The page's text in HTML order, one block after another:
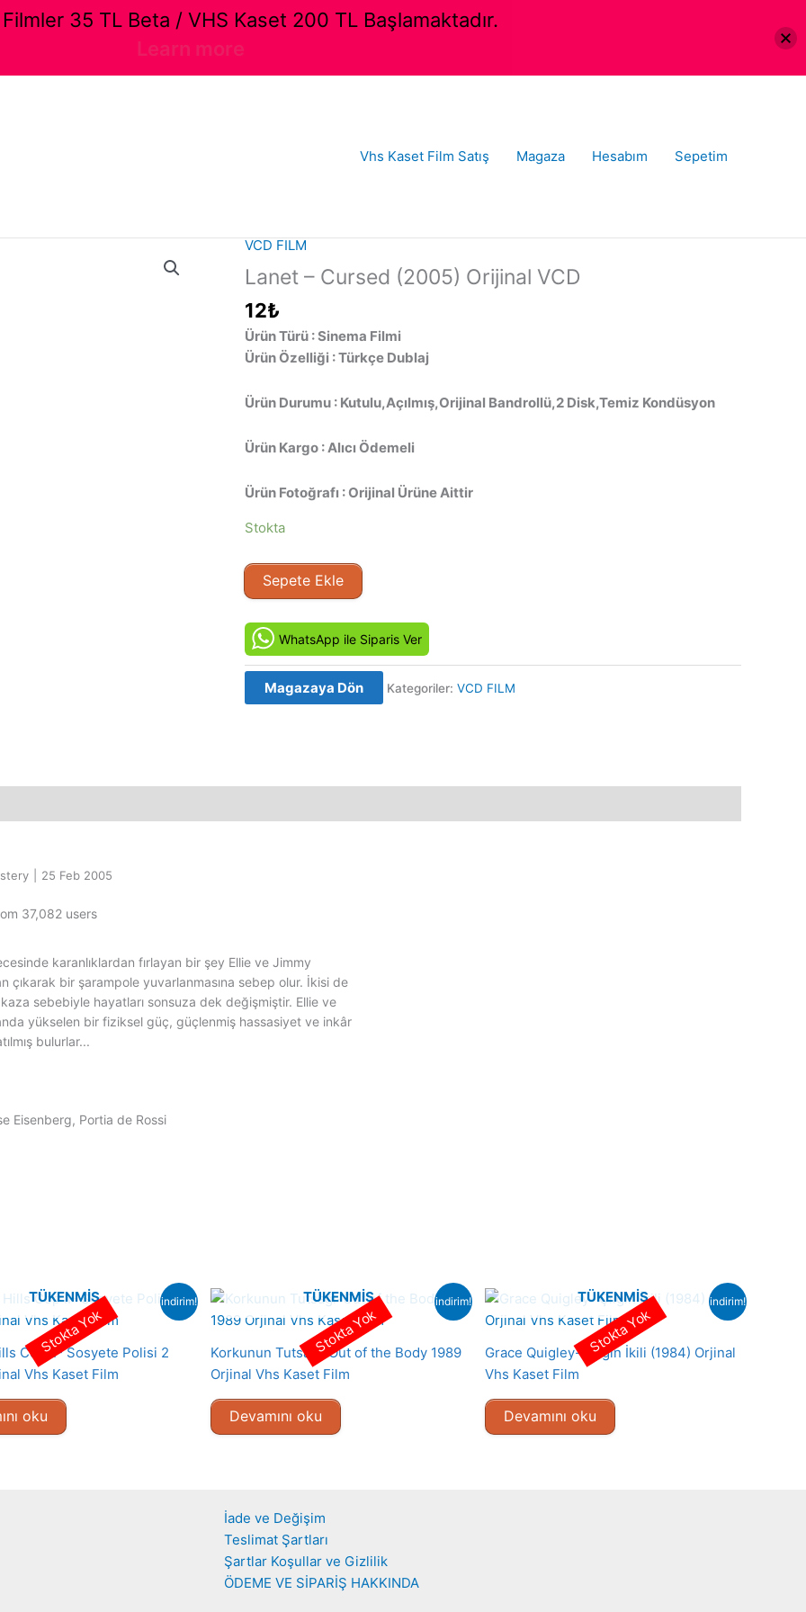
Vhs Kaset Film Satış Magaza Hesabım Sepetim
VCD FILM
Lanet – Cursed (2005) Orijinal VCD
12₺
Ürün Türü : Sinema Filmi
Ürün Özelliği : Türkçe Dublaj
Ürün Durumu : Kutulu,Açılmış,Orijinal Bandrollü,2 Disk,Temiz Kondüsyon
Ürün Kargo : Alıcı Ödemeli
Ürün Fotoğrafı : Orijinal Ürüne Aittir
Stokta
Lanet
-
(2005)
Orijinal
VCD
adet
Sepete Ekle
WhatsApp ile Siparis Ver
Magazaya Dön Kategoriler: VCD FILM
25 Feb 2005
37,082 users
karanlıklardan fırlayan bir şey Ellie ve Jimmy
çıkarak bir şarampole yuvarlanmasına sebep olur. İkisi de
sebebiyle hayatları sonsuza dek değişmiştir. Ellie ve
yükselen bir fiziksel güç, güçlenmiş hassasiyet ve inkâr
bulurlar...
Eisenberg, Portia de Rossi
indirim!
TÜKENMIŞ
Cop II- Sosyete Polisi 2
Vhs Kaset Film
oku
Stokta Yok
indirim!
TÜKENMIŞ
Korkunun Tutsağı-Out of the Body 1989
Orjinal Vhs Kaset Film
Devamını oku
Stokta Yok
indirim!
TÜKENMIŞ
Grace Quigley- Çılgın İkili (1984) Orjinal
Vhs Kaset Film
Devamını oku
Stokta Yok
İade ve Değişim
Teslimat Şartları
Şartlar Koşullar ve Gizlilik
ÖDEME VE SİPARİŞ HAKKINDA
35 TL Beta / VHS Kaset 200 TL Başlamaktadır.
Learn more